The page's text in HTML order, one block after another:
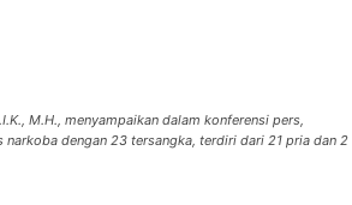
M.H., menyampaikan dalam konferensi pers,
dengan 23 tersangka, terdiri dari 21 pria dan 2